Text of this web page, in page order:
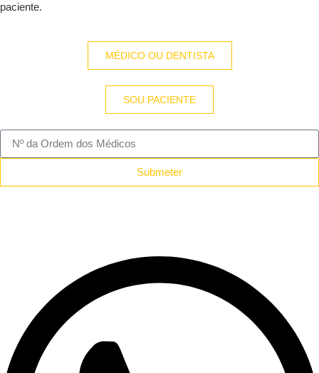
paciente.
MÉDICO OU DENTISTA
SOU PACIENTE
Submeter